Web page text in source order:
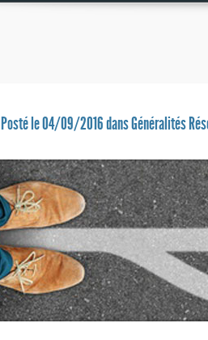
Posté le 04/09/2016 dansGénéralités